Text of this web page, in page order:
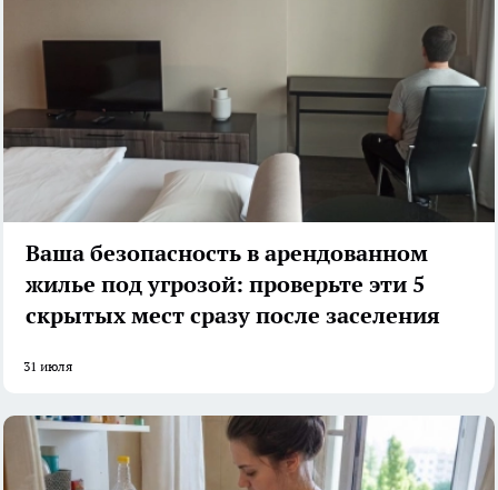
Ваша безопасность в арендованном
жилье под угрозой: проверьте эти 5
скрытых мест сразу после заселения
31 июля